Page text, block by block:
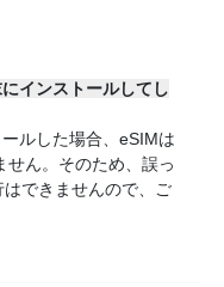
インストールしてし
ルした場合、eSIMは
せん。そのため、誤っ
できませんので、ご